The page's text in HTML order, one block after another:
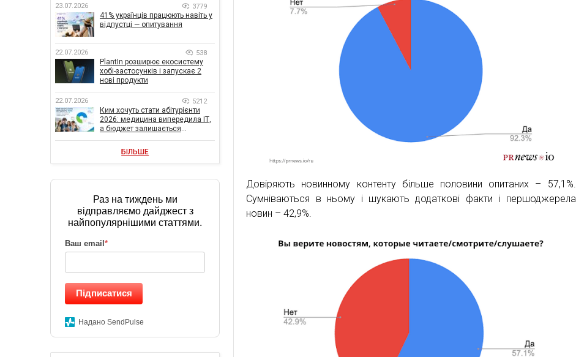
Довіряють новинному контенту більше половини опитаних – 57,1%.
Сумніваються в ньому і шукають додаткові факти і першоджерела
новин – 42,9%.
23.07.2026 3779
41% українців працюють навіть у
відпустці — опитування
22.07.2026 538
PlantIn розширює екосистему
хобі-застосунків і запускає 2
нові продукти
22.07.2026 5212
Ким хочуть стати абітурієнти
2026: медицина випередила ІТ,
а бюджет залишається
БІЛЬШЕ
Раз на тиждень ми
відправляємо дайджест з
найпопулярнішими статтями.
Ваш email *
Підписатися
Надано SendPulse